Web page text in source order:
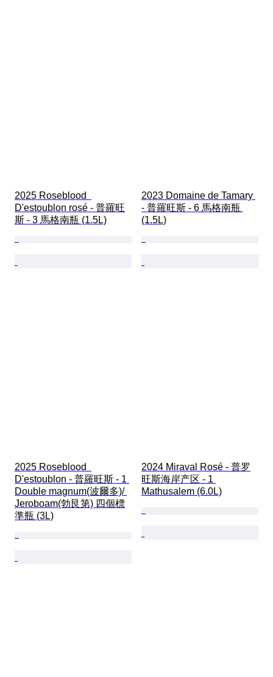
2025 Roseblood
D'estoublon rosé - 普羅旺
斯 - 3 馬格南瓶 (1.5L)
2023 Domaine de Tamary
- 普羅旺斯 - 6 馬格南瓶
(1.5L)
2025 Roseblood
D'estoublon - 普羅旺斯 - 1
Double magnum(波爾多)/
Jeroboam(勃艮第) 四個標
準瓶 (3L)
2024 Miraval Rosé - 普罗
旺斯海岸产区 - 1
Mathusalem (6.0L)